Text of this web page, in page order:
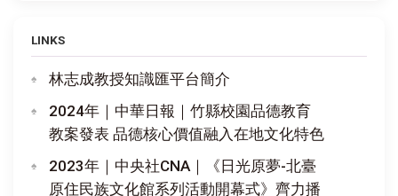
LINKS
林志成教授知識匯平台簡介
2024年｜中華日報｜竹縣校園品德教育
教案發表 品德核心價值融入在地文化特色
2023年｜中央社CNA｜《日光原夢-北臺
原住民族文化館系列活動開幕式》齊力播